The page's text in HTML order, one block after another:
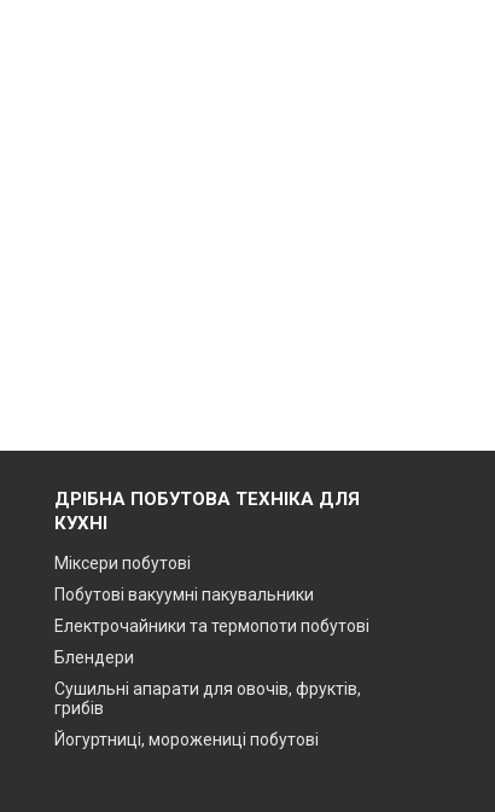
ДРІБНА ПОБУТОВА ТЕХНІКА ДЛЯ
КУХНІ
Міксери побутові
Побутові вакуумні пакувальники
Електрочайники та термопоти побутові
Блендери
Сушильні апарати для овочів, фруктів,
грибів
Йогуртниці, морожениці побутові